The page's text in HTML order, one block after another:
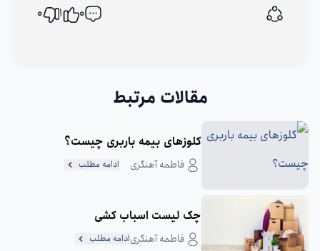
اشتراک گذاری
0
1
0
مقالات مرتبط
کلوزهای بیمه باربری چیست؟
فاطمه آهنگری ادامه مطلب
چک لیست اسباب‌ کشی
فاطمه آهنگریادامه مطلب